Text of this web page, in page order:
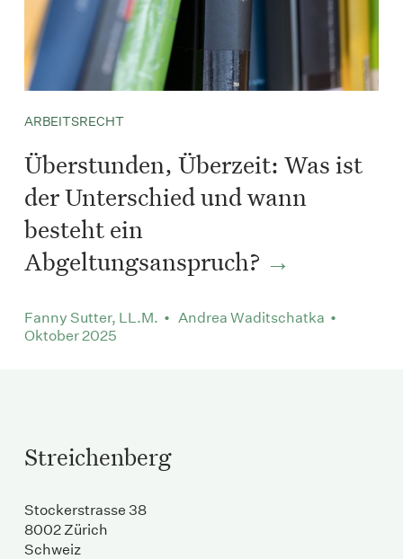
ARBEITSRECHT
Überstunden, Überzeit: Was ist
der Unterschied und wann
besteht ein
Abgeltungsanspruch?
Fanny Sutter, LL.M. • Andrea Waditschatka •
Oktober 2025
Streichenberg
Stockerstrasse 38
8002 Zürich
Schweiz